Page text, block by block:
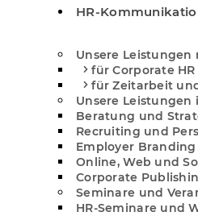
HR-
Unsere
für Corporate
für Zeitarbeit
Unsere Leistungen
Beratung und
Recruiting und
Employer
Online, Web und
Corporate
Seminare und
HR-Seminare und